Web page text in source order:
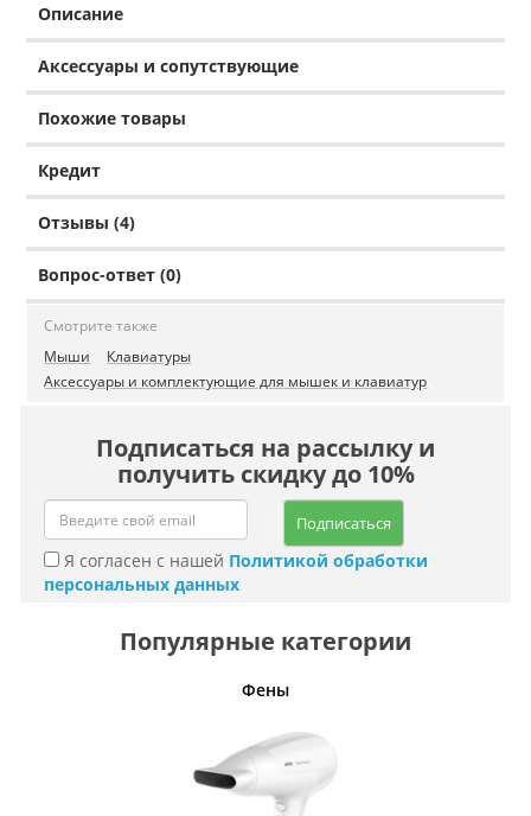
Описание
Аксессуары и сопутствующие
Похожие товары
Кредит
Отзывы (4)
Вопрос-ответ (0)
Смотрите также
Мыши
Клавиатуры
Аксессуары и комплектующие для мышек и клавиатур
Подписаться на рассылку и
получить скидку до 10%
Подписаться
Я согласен с нашей Политикой обработки
персональных данных
Популярные категории
Фены